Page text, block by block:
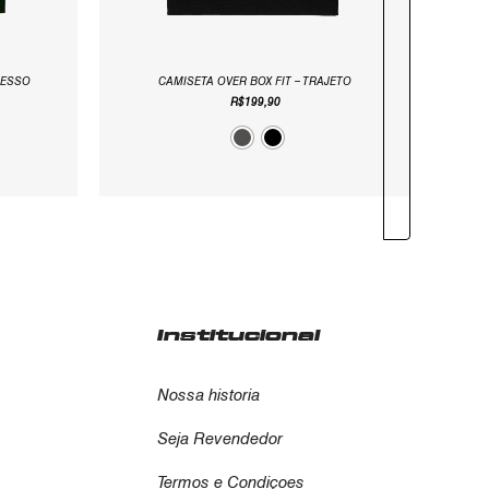
CAMISETA OVER BOX FIT – TRAJETO
R$199,90
Institucional
Nossa historia
Seja Revendedor
Termos e Condiçoes